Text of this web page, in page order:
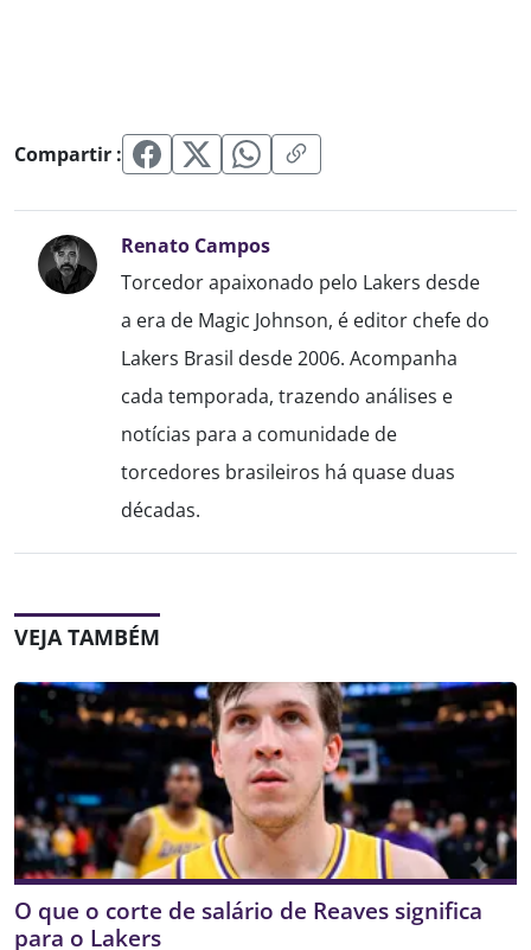
Compartir :
Renato Campos
Torcedor apaixonado pelo Lakers desde
a era de Magic Johnson, é editor chefe do
Lakers Brasil desde 2006. Acompanha
cada temporada, trazendo análises e
notícias para a comunidade de
torcedores brasileiros há quase duas
décadas.
VEJA TAMBÉM
O que o corte de salário de Reaves significa
para o Lakers